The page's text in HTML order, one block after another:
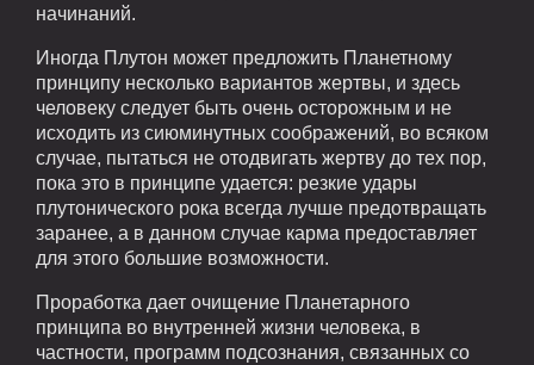
начинаний.
Иногда Плутон может предложить Планетному
принципу несколько вариантов жертвы, и здесь
человеку следует быть очень осторожным и не
исходить из сиюминутных соображений, во всяком
случае, пытаться не отодвигать жертву до тех пор,
пока это в принципе удается: резкие удары
плутонического рока всегда лучше предотвращать
заранее, а в данном случае карма предоставляет
для этого большие возможности.
Проработка дает очищение Планетарного
принципа во внутренней жизни человека, в
частности, программ подсознания, связанных со